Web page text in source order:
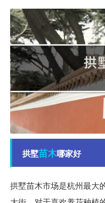
拱墅苗木哪家好
拱墅苗木市场是杭州最大